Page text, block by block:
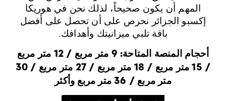
المهم أن يكون صحيحاً، لذلك نحن في هوريكا
إكسبو الجزائر نحرص على أن تحصل على أفضل
باقة تلبي ميزانيتك وأهدافك.
أحجام المنصة المتاحة: 9 متر مربع / 12 متر مربع
/ 15 متر مربع / 18 متر مربع / 27 متر مربع / 30
متر مربع / 36 متر مربع وأكثر